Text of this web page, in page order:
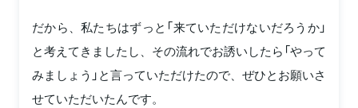
だから、私たちはずっと「来ていただけないだろうか」
と考えてきましたし、その流れでお誘いしたら「やって
みましょう」と言っていただけたので、ぜひとお願いさ
せていただいたんです。